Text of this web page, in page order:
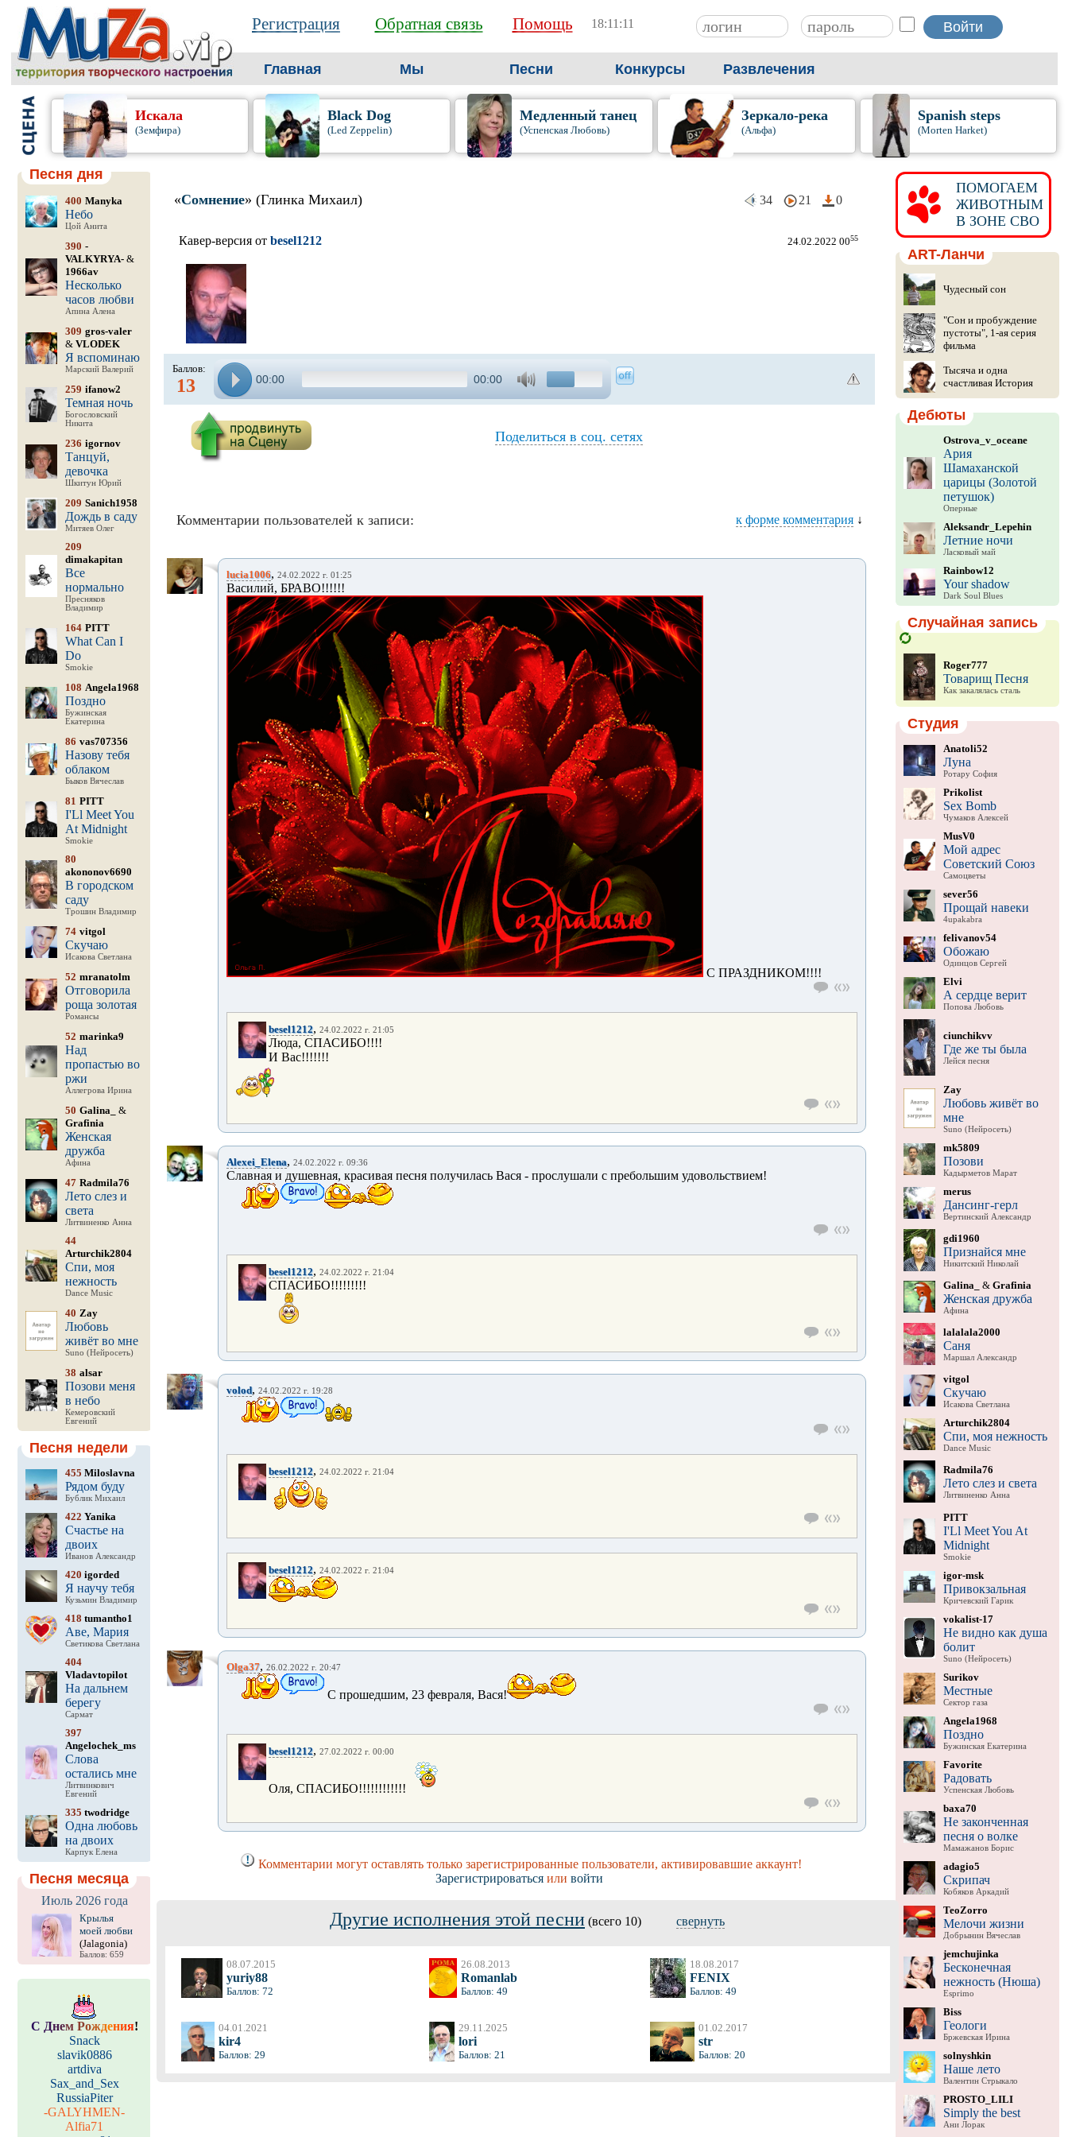
Регистрация Обратная связь Помощь 18:11:12
Главная Мы Песни Конкурсы Развлечения
Искала
(Земфира)
Black Dog
(Led Zeppelin)
Медленный танец
(Успенская Любовь)
Зеркало-река
(Альфа)
Spanish steps
(Morten Harket)
Песня дня
400 Manyka
Небо
Цой Анита
390 -
VALKYRYA-&
1966av
Несколько
часов любви
Апина Алена
309 gros-valer
& VLODEK
Я вспоминаю
Марский Валерий
259 ifanow2
Темная ночь
Богословский
Никита
236 igornov
Танцуй,
девочка
Шкитун Юрий
209 Sanich1958
Дождь в саду
Митяев Олег
209
dimakapitan
Все
нормально
Пресняков
Владимир
164 PITT
What Can I
Do
Smokie
108 Angela1968
Поздно
Бужинская
Екатерина
86 vas707356
Назову тебя
облаком
Быков Вячеслав
81 PITT
I'Ll Meet You
At Midnight
Smokie
80
akononov6690
В городском
саду
Трошин Владимир
74 vitgol
Скучаю
Исакова Светлана
52 mranatolm
Отговорила
роща золотая
Романсы
52 marinka9
Над
пропастью во
ржи
Аллегрова Ирина
50 Galina_
&
Grafinia
Женская
дружба
Афина
47 Radmila76
Лето слез и
света
Литвиненко Анна
44
Arturchik2804
Спи, моя
нежность
Dance Music
40 Zay
Любовь
живёт во мне
Suno (Нейросеть)
38 alsar
Позови меня
в небо
Кемеровский
Евгений
Песня недели
455 Miloslavna
Рядом буду
Бублик Михаил
422 Yanika
Счастье на
двоих
Иванов Александр
420 igorded
Я научу тебя
Кузьмин Владимир
418 tumantho1
Аве, Мария
Светикова Светлана
404
Vladavtopilot
На дальнем
берегу
Сармат
397
Angelochek_ms
Слова
остались мне
Литвинкович
Евгений
335 twodridge
Одна любовь
на двоих
Карпук Елена
Песня месяца
Июль 2026 года
Крылья
моей любви
(Jalagonia)
Баллов: 659
С Днем Рождения!
Snack
slavik0886
artdiva
Sax_and_Sex
RussiaPiter
-GALYHMEN-
Alfia71
«Сомнение» (Глинка Михаил) 34 21 0
Кавер-версия от besel1212 24.02.2022 0055
Баллов:
13 00:00 00:00
Поделиться в соц. сетях
Комментарии пользователей к записи: к форме комментария↓
lucia1006, 24.02.2022 г. 01:25
Василий, БРАВО!!!!!!
С ПРАЗДНИКОМ!!!!
besel1212, 24.02.2022 г. 21:05
Люда, СПАСИБО!!!!
И Вас!!!!!!!
Alexei_Elena, 24.02.2022 г. 09:36
Славная и душевная, красивая песня получилась Вася - прослушали с пребольшим удовольствием!
besel1212, 24.02.2022 г. 21:04
СПАСИБО!!!!!!!!!
volod, 24.02.2022 г. 19:28
besel1212, 24.02.2022 г. 21:04
besel1212, 24.02.2022 г. 21:04
Olga37, 26.02.2022 г. 20:47
С прошедшим, 23 февраля, Вася!
besel1212, 27.02.2022 г. 00:00
Оля, СПАСИБО!!!!!!!!!!!!
Комментарии могут оставлять только зарегистрированные пользователи, активировавшие аккаунт!
Зарегистрироваться или войти
Другие исполнения этой песни (всего 10) свернуть
08.07.2015
yuriy88
Баллов: 72
26.08.2013
Romanlab
Баллов: 49
18.08.2017
FENIX
Баллов: 49
04.01.2021
kir4
Баллов: 29
29.11.2025
lori
Баллов: 21
01.02.2017
str
Баллов: 20
ПОМОГАЕМ
ЖИВОТНЫМ
В ЗОНЕ СВО
ART-Ланчи
Чудесный сон
"Сон и пробуждение
пустоты", 1-ая серия
фильма
Тысяча и одна
счастливая История
Дебюты
Ostrova_v_oceane
Ария
Шамаханской
царицы (Золотой
петушок)
Оперные
Aleksandr_Lepehin
Летние ночи
Ласковый май
Rainbow12
Your shadow
Dark Soul Blues
Случайная запись
Roger777
Товарищ Песня
Как закалялась сталь
Студия
Anatoli52
Луна
Ротару София
Prikolist
Sex Bomb
Чумаков Алексей
MusV0
Мой адрес
Советский Союз
Самоцветы
sever56
Прощай навеки
4upakabra
felivanov54
Обожаю
Одинцов Сергей
Elvi
А сердце верит
Попова Любовь
ciunchikvv
Где же ты была
Лейся песня
Zay
Любовь живёт во
мне
Suno (Нейросеть)
mk5809
Позови
Кадырметов Марат
merus
Дансинг-герл
Вертинский Александр
gdi1960
Признайся мне
Никитский Николай
Galina_ & Grafinia
Женская дружба
Афина
lalalala2000
Саня
Маршал Александр
vitgol
Скучаю
Исакова Светлана
Arturchik2804
Спи, моя нежность
Dance Music
Radmila76
Лето слез и света
Литвиненко Анна
PITT
I'Ll Meet You At
Midnight
Smokie
igor-msk
Привокзальная
Кричевский Гарик
vokalist-17
Не видно как душа
болит
Suno (Нейросеть)
Surikov
Местные
Сектор газа
Angela1968
Поздно
Бужинская Екатерина
Favorite
Радовать
Успенская Любовь
baxa70
Не законченная
песня о волке
Мамажанов Борис
adagio5
Скрипач
Кобяков Аркадий
TeoZorro
Мелочи жизни
Добрынин Вячеслав
jemchujinka
Бесконечная
нежность (Нюша)
Esprimo
Biss
Геологи
Бржевская Ирина
solnyshkin
Наше лето
Валентин Стрыкало
PROSTO_LILI
Simply the best
Ани Лорак